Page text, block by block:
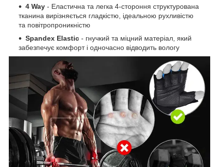
4 Way - Еластична та легка 4-стороння структурована
тканина вирізняється гладкістю, ідеальною рухливістю
та повітропроникністю
Spandex Elastic - гнучкий та міцний матеріал, який
забезпечує комфорт і одночасно відводить вологу